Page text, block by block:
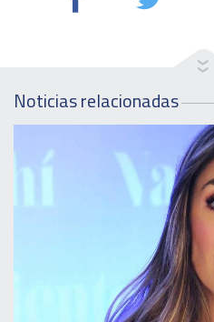
Noticias relacionadas